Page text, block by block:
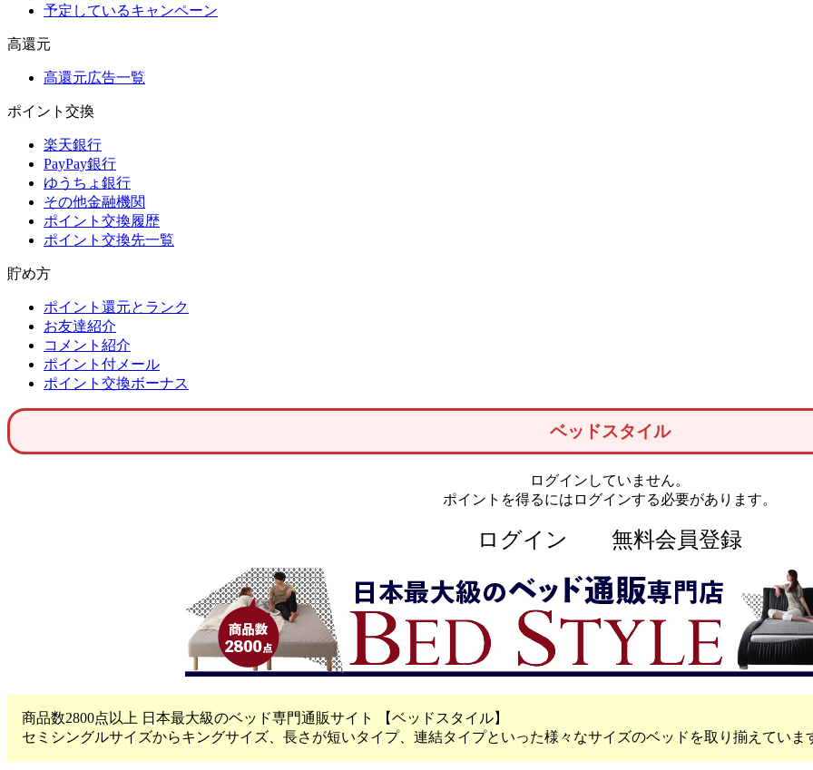
予定しているキャンペーン
高還元
高還元広告一覧
ポイント交換
楽天銀行
PayPay銀行
ゆうちょ銀行
その他金融機関
ポイント交換履歴
ポイント交換先一覧
貯め方
ポイント還元とランク
お友達紹介
コメント紹介
ポイント付メール
ポイント交換ボーナス
ベッドスタイル
ログインしていません。
ポイントを得るにはログインする必要があります。
ログイン 無料会員登録
商品数2800点以上 日本最大級のベッド専門通販サイト 【ベッドスタイル】
セミシングルサイズからキングサイズ、長さが短いタイプ、連結タイプといった様々なサイズのベッドを取り揃えていま